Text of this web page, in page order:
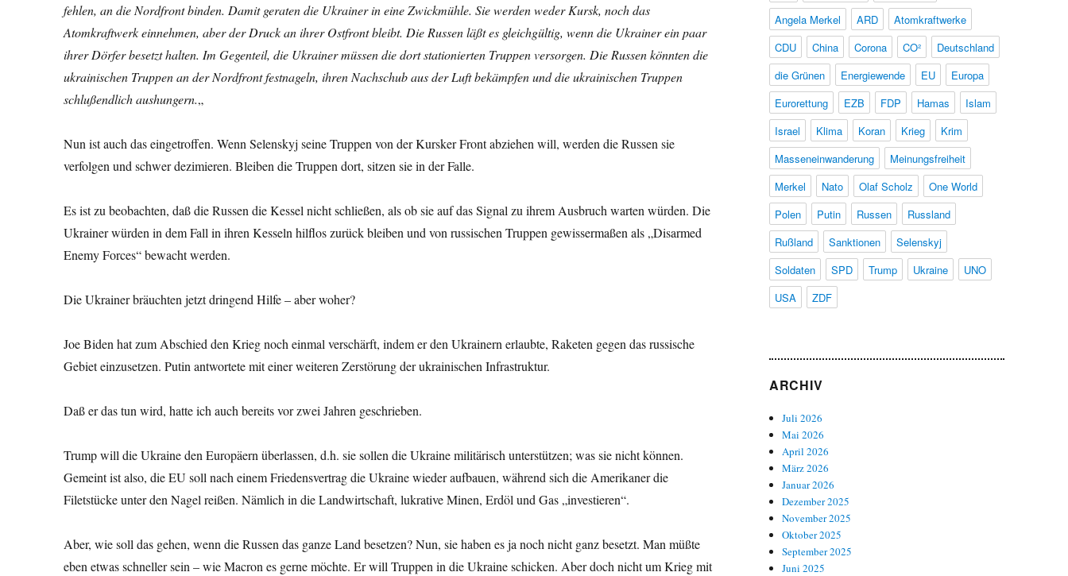
fehlen, an die Nordfront binden. Damit geraten die Ukrainer in eine Zwickmühle. Sie werden weder Kursk, noch das
Atomkraftwerk einnehmen, aber der Druck an ihrer Ostfront bleibt. Die Russen läßt es gleichgültig, wenn die Ukrainer ein paar
ihrer Dörfer besetzt halten. Im Gegenteil, die Ukrainer müssen die dort stationierten Truppen versorgen. Die Russen könnten die
ukrainischen Truppen an der Nordfront festnageln, ihren Nachschub aus der Luft bekämpfen und die ukrainischen Truppen
schlußendlich aushungern.„
Nun ist auch das eingetroffen. Wenn Selenskyj seine Truppen von der Kursker Front abziehen will, werden die Russen sie
verfolgen und schwer dezimieren. Bleiben die Truppen dort, sitzen sie in der Falle.
Es ist zu beobachten, daß die Russen die Kessel nicht schließen, als ob sie auf das Signal zu ihrem Ausbruch warten würden. Die
Ukrainer würden in dem Fall in ihren Kesseln hilflos zurück bleiben und von russischen Truppen gewissermaßen als „Disarmed
Enemy Forces“ bewacht werden.
Die Ukrainer bräuchten jetzt dringend Hilfe – aber woher?
Joe Biden hat zum Abschied den Krieg noch einmal verschärft, indem er den Ukrainern erlaubte, Raketen gegen das russische
Gebiet einzusetzen. Putin antwortete mit einer weiteren Zerstörung der ukrainischen Infrastruktur.
Daß er das tun wird, hatte ich auch bereits vor zwei Jahren geschrieben.
Trump will die Ukraine den Europäern überlassen, d.h. sie sollen die Ukraine militärisch unterstützen; was sie nicht können.
Gemeint ist also, die EU soll nach einem Friedensvertrag die Ukraine wieder aufbauen, während sich die Amerikaner die
Filetstücke unter den Nagel reißen. Nämlich in die Landwirtschaft, lukrative Minen, Erdöl und Gas „investieren“.
Aber, wie soll das gehen, wenn die Russen das ganze Land besetzen? Nun, sie haben es ja noch nicht ganz besetzt. Man müßte
eben etwas schneller sein – wie Macron es gerne möchte. Er will Truppen in die Ukraine schicken. Aber doch nicht um Krieg mit
Angela Merkel
ARD
Atomkraftwerke
CDU
China Corona CO²
Deutschland
die Grünen
Energiewende EU
Europa
Eurorettung
EZB FDP Hamas
Islam
Israel
Klima Koran Krieg
Krim
Masseneinwanderung
Meinungsfreiheit
Merkel
Nato Olaf Scholz
One World
Polen
Putin Russen
Russland
Rußland
Sanktionen
Selenskyj
Soldaten
SPD Trump Ukraine
UNO
USA
ZDF
ARCHIV
Juli 2026
Mai 2026
April 2026
März 2026
Januar 2026
Dezember 2025
November 2025
Oktober 2025
September 2025
Juni 2025